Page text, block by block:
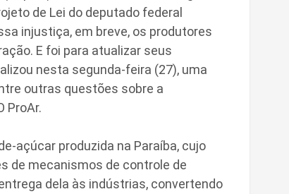
de Lei do deputado federal
injustiça, em breve, os produtores
E foi para atualizar seus
nesta segunda-feira (27), uma
outras questões sobre a
ProAr.
açúcar produzida na Paraíba, cujo
de mecanismos de controle de
dela às indústrias, convertendo